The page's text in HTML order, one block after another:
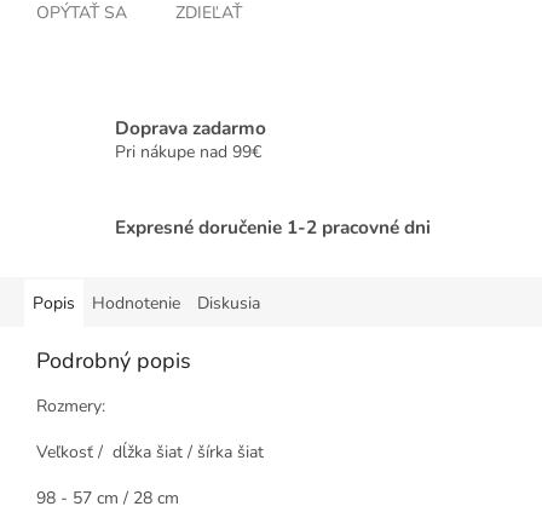
OPÝTAŤ SA ZDIEĽAŤ
Doprava zadarmo
Pri nákupe nad 99€
Expresné doručenie 1-2 pracovné dni
Popis Hodnotenie Diskusia
Podrobný popis
Rozmery:
Veľkosť / dĺžka šiat / šírka šiat
98 - 57 cm / 28 cm